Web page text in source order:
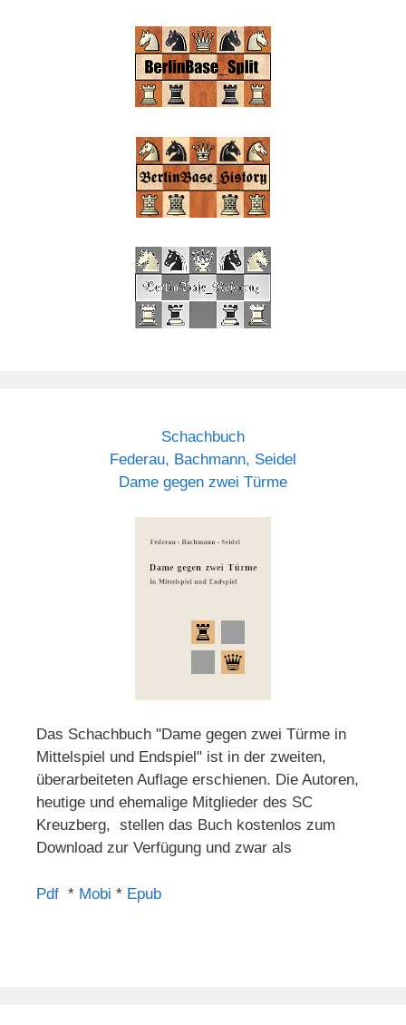
Schachbuch
Federau, Bachmann, Seidel
Dame gegen zwei Türme
Das Schachbuch "Dame gegen zwei Türme in
Mittelspiel und Endspiel" ist in der zweiten,
überarbeiteten Auflage erschienen. Die Autoren,
heutige und ehemalige Mitglieder des SC
Kreuzberg, stellen das Buch kostenlos zum
Download zur Verfügung und zwar als
Pdf * Mobi * Epub